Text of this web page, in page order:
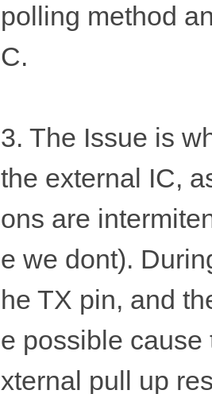
polling method
C.
3. The Issue is
the external IC,
ons are
e we dont).
he TX pin, and
e possible
xternal pull up